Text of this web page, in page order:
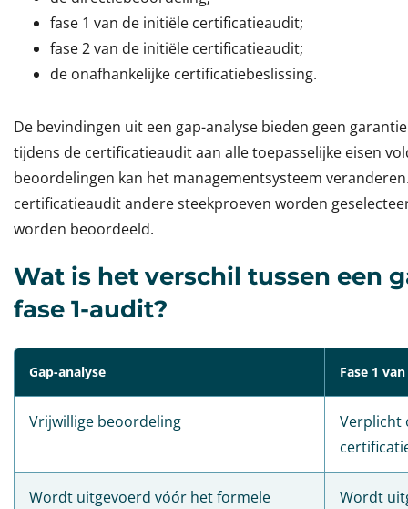
fase 1 van de initiële certificatieaudit;
fase 2 van de initiële certificatieaudit;
de onafhankelijke certificatiebeslissing.
De bevindingen uit een gap-analyse bieden geen
tijdens de certificatieaudit aan alle toepasselijke eisen
beoordelingen kan het managementsysteem
certificatieaudit andere steekproeven worden
worden beoordeeld.
Wat is het verschil tussen een
fase 1-audit?
Gap-analyse Fase 1
Vrijwillige beoordeling
Verplicht
Wordt uitgevoerd vóór het formele
Wordt